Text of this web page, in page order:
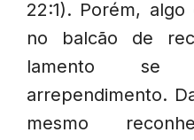
22:1). Porém,
no balcão de
lamento se
arrependimento.
mesmo